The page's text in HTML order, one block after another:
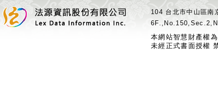
104 台北市中山區
本網站智慧財產權
未經正式書面授權